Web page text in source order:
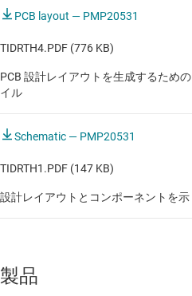
PCB layout — PMP20531
TIDRTH4.PDF (776 KB)
PCB 設計レイアウトを生成するため
イル
Schematic — PMP20531
TIDRTH1.PDF (147 KB)
設計レイアウトとコンポーネントを
製品